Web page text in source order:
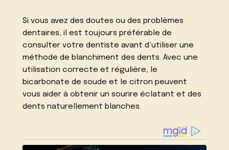
Si vous avez des doutes ou des problèmes
dentaires, il est toujours préférable de
consulter votre dentiste avant d’utiliser une
méthode de blanchiment des dents. Avec une
utilisation correcte et régulière, le
bicarbonate de soude et le citron peuvent
vous aider à obtenir un sourire éclatant et des
dents naturellement blanches.